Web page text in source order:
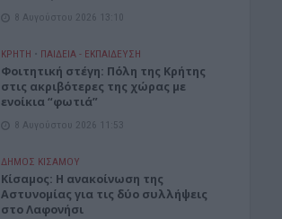
8 Αυγούστου 2026 13:10
ΚΡΗΤΗ • ΠΑΙΔΕΙΑ - ΕΚΠΑΙΔΕΥΣΗ
Φοιτητική στέγη: Πόλη της Κρήτης
στις ακριβότερες της χώρας με
ενοίκια “φωτιά”
8 Αυγούστου 2026 11:53
ΔΉΜΟΣ ΚΙΣΆΜΟΥ
Κίσαμος: Η ανακοίνωση της
Αστυνομίας για τις δύο συλλήψεις
στο Λαφονήσι